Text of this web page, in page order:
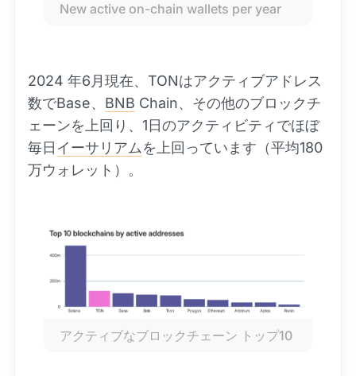
New active on-chain wallets per year
2024 年6月現在、TONはアクティブアドレス
数でBase、 BNB Chain、その他のブロックチ
ェーンを上回り、1日のアクティビティでほぼ
毎日 イーサリアムを上回っています（平均180
万ウォレット）。
アクティブなブロックチェーン トップ10